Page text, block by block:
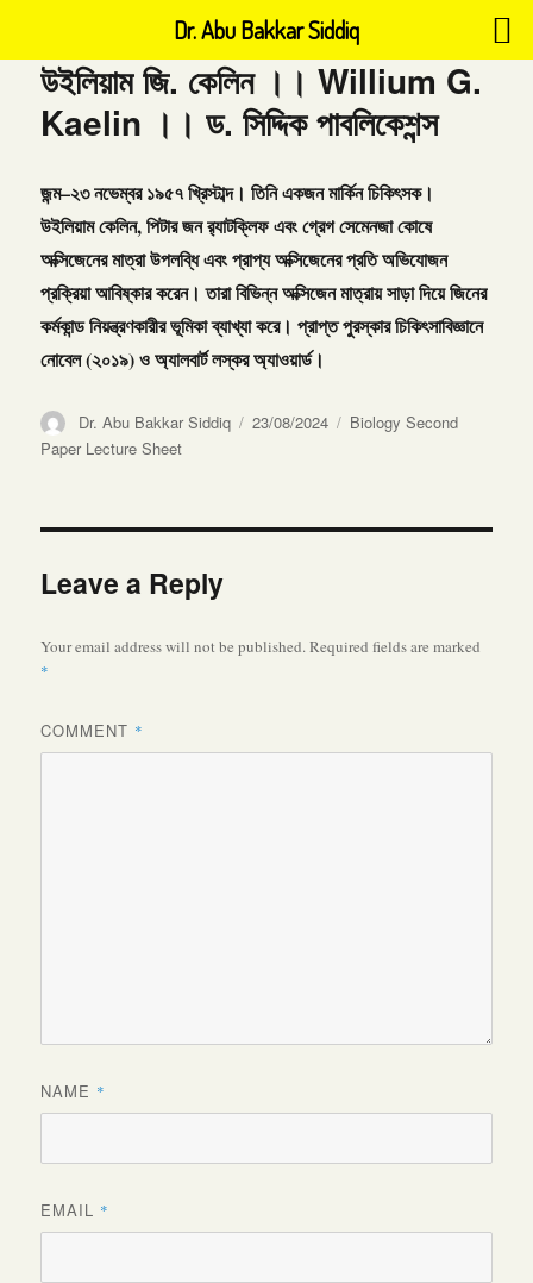
উইলিয়াম জি. কেলিন ।। Willium G.
Kaelin ।। ড. সিদ্দিক পাবলিকেশন্স
জন্ম–২৩নভেম্বর১৯৫৭খ্রিস্টাব্দ। তিনিএকজনমার্কিনচিকিৎসক।
উইলিয়ামকেলিন,পিটারজনর‌্যাটক্লিফএবংগ্রেগসেমেনজাকোষে
অক্সিজেনেরমাত্রাউপলব্ধিএবংপ্রাপ্যঅক্সিজেনেরপ্রতিঅভিযোজন
প্রক্রিয়াআবিষ্কারকরেন। তারাবিভিন্নঅক্সিজেনমাত্রায়সাড়াদিয়েজিনের
কর্মকান্ডনিয়ন্ত্রণকারীরভূমিকাব্যাখ্যাকরে। প্রাপ্তপুরস্কারচিকিৎসাবিজ্ঞানে
নোবেল(২০১৯)ওঅ্যালবার্টলস্করঅ্যাওয়ার্ড।
Author
Dr. Abu Bakkar Siddiq
Posted
23/08/2024 Categories
Biology Second
Paper Lecture Sheet
Leave a Reply
Your email address will not be published.Required fields are marked
*
COMMENT *
NAME *
EMAIL *
Dr. Abu Bakkar Siddiq